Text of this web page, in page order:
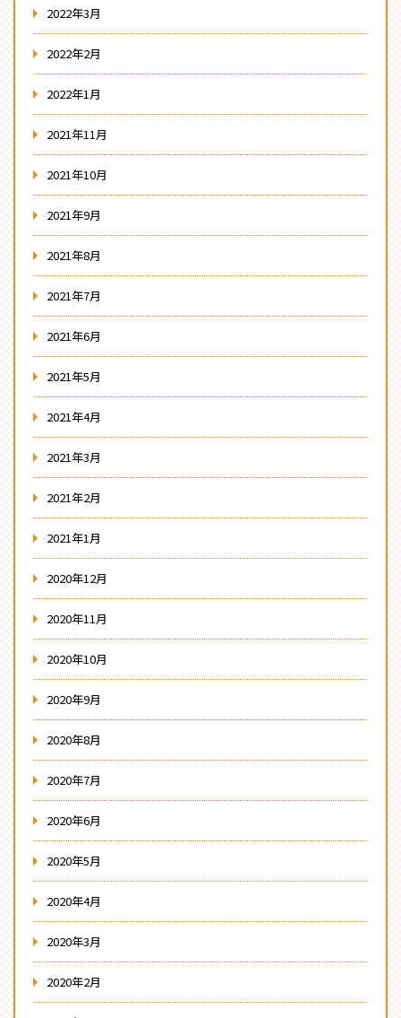
2022年3月
2022年2月
2022年1月
2021年11月
2021年10月
2021年9月
2021年8月
2021年7月
2021年6月
2021年5月
2021年4月
2021年3月
2021年2月
2021年1月
2020年12月
2020年11月
2020年10月
2020年9月
2020年8月
2020年7月
2020年6月
2020年5月
2020年4月
2020年3月
2020年2月